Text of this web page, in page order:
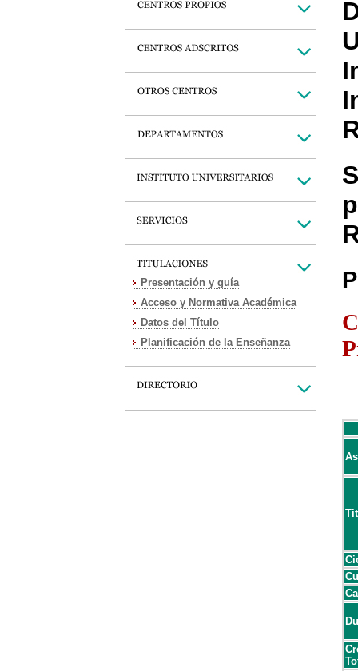
Presentación y guía
Acceso y Normativa Académica
Datos del Título
Planificación de la Enseñanza